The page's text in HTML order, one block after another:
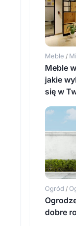
Meble /
Meble
jakie
się w
Ogród /
dobre